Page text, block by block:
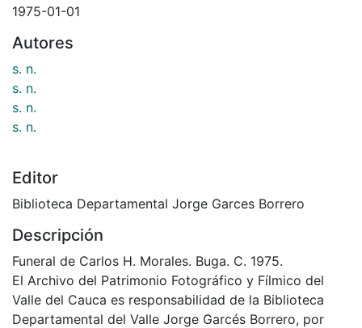
1975-01-01
Autores
s. n.
s. n.
s. n.
s. n.
Editor
Biblioteca Departamental Jorge Garces Borrero
Descripción
Funeral de Carlos H. Morales. Buga. C. 1975.
El Archivo del Patrimonio Fotográfico y Fílmico del
Valle del Cauca es responsabilidad de la Biblioteca
Departamental del Valle Jorge Garcés Borrero, por